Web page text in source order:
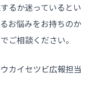
るか迷っているとい
お悩みをお持ちのか
ご相談ください。
カイセツビ広報担当